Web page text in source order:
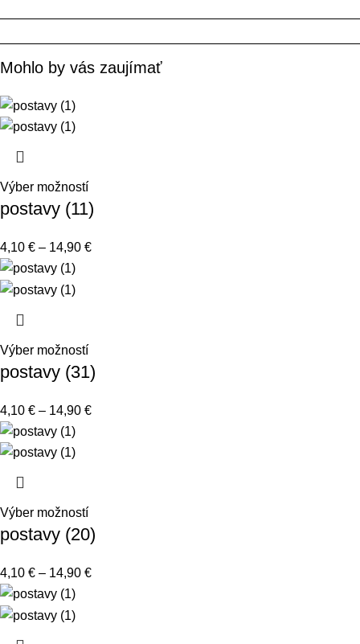
Mohlo by vás zaujímať
Výber možností
postavy (11)
4,10 € – 14,90 €
Výber možností
postavy (31)
4,10 € – 14,90 €
Výber možností
postavy (20)
4,10 € – 14,90 €